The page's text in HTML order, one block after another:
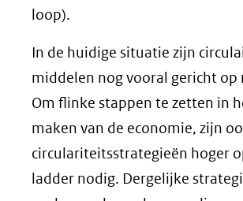
loop).
In de huidige situatie zijn
middelen nog vooral gericht op
Om flinke stappen te zetten in
maken van de economie, zijn
circulariteitsstrategieën hoger
ladder nodig. Dergelijke